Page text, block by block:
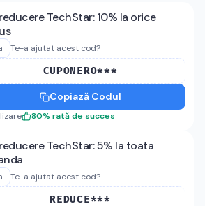
TechStar
TechStar: 10% la orice
Te-a ajutat acest cod?
CUPONERO***
Copiază Codul
80% rată de succes
TechStar: 5% la toata
Te-a ajutat acest cod?
REDUCE***